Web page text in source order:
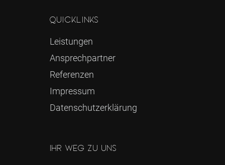
Quicklinks
Leistungen
Ansprechpartner
Referenzen
Impressum
Datenschutz­erklärung
Ihr Weg zu uns